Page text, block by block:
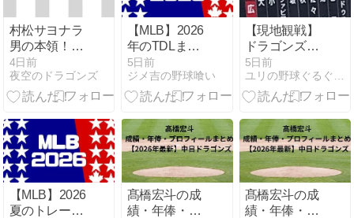
村松サヨナラ
男の本領！ボ
スラー2ホー
マー！
4日前
夜空のドラゴンズ
【MLB】2026
年のTDLまと
め
5日前
ジメ吉の野球喰い
【現地観戦】
ドラゴンズ
〝５位の壁〟
に弱い？ ●
C4-3D（8/2）
5日前
ユリの野球ぐるぐる帳
【MLB】2026
夏のトレード
髙橋宏斗の成
績・年俸・プ
髙橋宏斗の成
績・年俸・プ